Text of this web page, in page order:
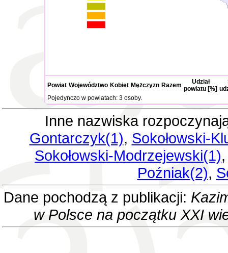
Powiat Województwo Kobiet Mężczyzn Razem
Udział
powiatu [%]
Pojedynczo w powiatach: 3 osoby.
Inne nazwiska
Gontarczyk(1), Sokołowski-
Sokołowski-Modrzejewski(1)
Poźniak(2),
Dane pochodzą z publikacji:
w Polsce na początku XXI